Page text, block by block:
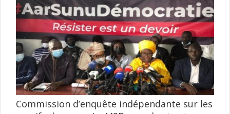
Commission d’enquête indépendante sur les